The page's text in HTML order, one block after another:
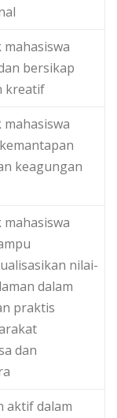
bersikap
kreatif
keagungan
nilai-
dalam
praktis
dan
aktif dalam